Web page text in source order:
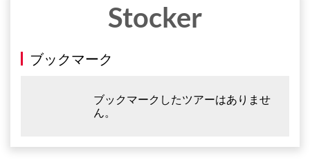
Stocker
ブックマーク
ブックマークしたツアーはありませ
ん。